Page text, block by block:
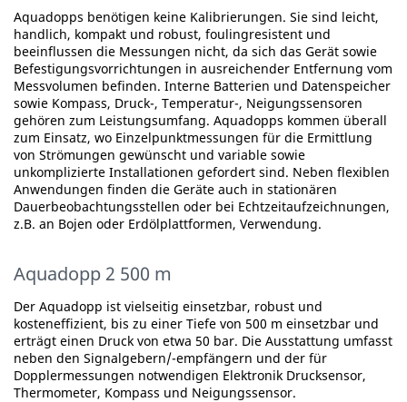
Aquadopps benötigen keine Kalibrierungen. Sie sind leicht,
handlich, kompakt und robust, foulingresistent und
beeinflussen die Messungen nicht, da sich das Gerät sowie
Befestigungsvorrichtungen in ausreichender Entfernung vom
Messvolumen befinden. Interne Batterien und Datenspeicher
sowie Kompass, Druck-, Temperatur-, Neigungssensoren
gehören zum Leistungsumfang. Aquadopps kommen überall
zum Einsatz, wo Einzelpunktmessungen für die Ermittlung
von Strömungen gewünscht und variable sowie
unkomplizierte Installationen gefordert sind. Neben flexiblen
Anwendungen finden die Geräte auch in stationären
Dauerbeobachtungsstellen oder bei Echtzeitaufzeichnungen,
z.B. an Bojen oder Erdölplattformen, Verwendung.
Aquadopp 2 500 m
Der Aquadopp ist vielseitig einsetzbar, robust und
kosteneffizient, bis zu einer Tiefe von 500 m einsetzbar und
erträgt einen Druck von etwa 50 bar. Die Ausstattung umfasst
neben den Signalgebern/-empfängern und der für
Dopplermessungen notwendigen Elektronik Drucksensor,
Thermometer, Kompass und Neigungssensor.